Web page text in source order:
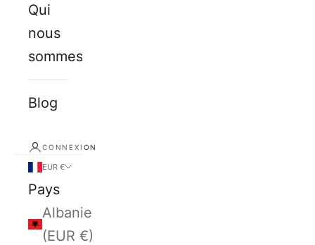
Qui
nous
sommes
Blog
CONNEXION
EUR €
Pays
Albanie
(EUR €)